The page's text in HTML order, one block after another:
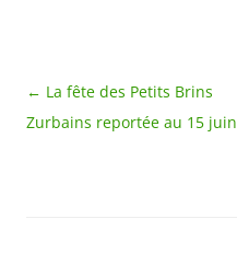
jardinage est…
Navigation
des
← La fête des Petits Brins
Zurbains reportée au 15 juin